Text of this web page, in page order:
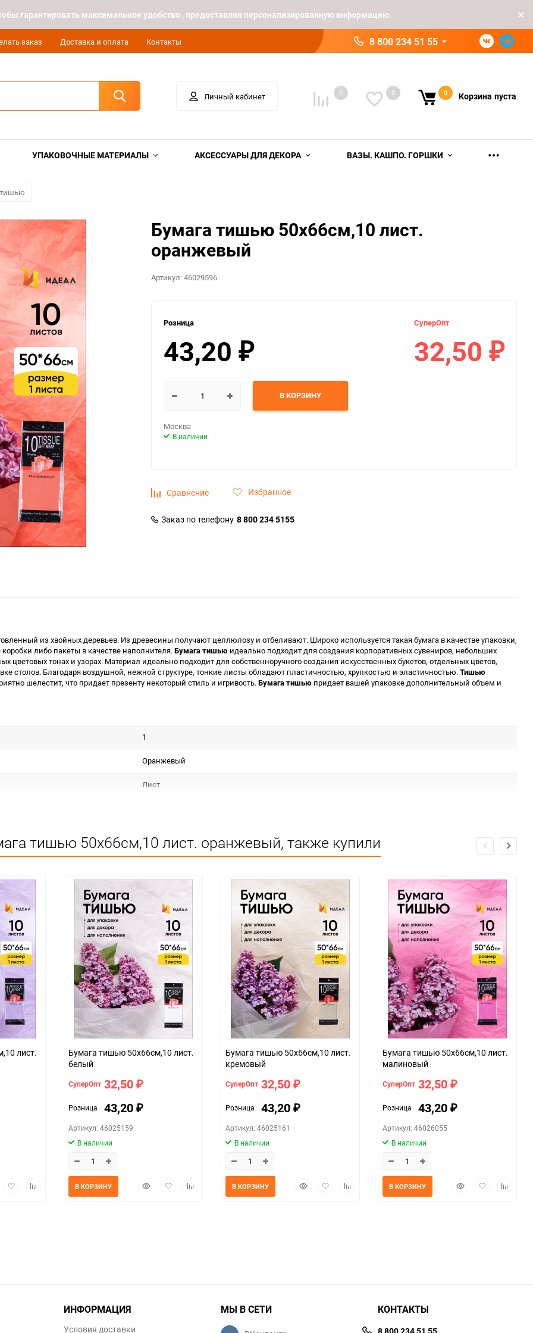
гарантировать максимальное удобство , предоставляя персонализированную информацию.
заказ Доставка и оплата Контакты 8 800 234 51 55
Личный кабинет 0 0 0 Корзина пуста
УПАКОВОЧНЫЕ МАТЕРИАЛЫ АКСЕССУАРЫ ДЛЯ ДЕКОРА ВАЗЫ. КАШПО. ГОРШКИ
Бумага тишью 50х66см,10 лист.
оранжевый
Артикул:46029596
Розница
43,20 ₽
СуперОпт
32,50 ₽
В КОРЗИНУ
Москва
В наличии
Сравнение Избранное
Заказ по телефону 8 800 234 5155
из хвойных деревьев. Из древесины получают целлюлозу и отбеливают. Широко используется такая бумага в качестве упаковки,
либо пакеты в качестве наполнителя. Бумага тишью идеально подходит для создания корпоративных сувениров, небольших
цветовых тонах и узорах. Материал идеально подходит для собственноручного создания искусственных букетов, отдельных цветов,
столов. Благодаря воздушной, нежной структуре, тонкие листы обладают пластичностью, хрупкостью и эластичностью. Тишью
шелестит, что придает презенту некоторый стиль и игривость. Бумага тишью придает вашей упаковке дополнительный объем и
1
Оранжевый
Лист
КИТАЙ
Для флористики
Не подлежит сертификации
Особых условий не требует
200
упак
оранжевый
тишью 50х66см,10 лист. оранжевый, также купили
ДобавитьДобавить
Бумага тишью 50х66см,10 лист.
белый
СуперОпт 32,50 ₽
Розница 43,20 ₽
Артикул: 46025159
В наличии
БыстрыйДобавитьДобавить
В КОРЗИНУ
Бумага тишью 50х66см,10 лист.
кремовый
СуперОпт 32,50 ₽
Розница 43,20 ₽
Артикул: 46025161
В наличии
БыстрыйДобавитьДобавить
В КОРЗИНУ
Бумага тишью 50х66см,10 лист.
малиновый
СуперОпт 32,50 ₽
Розница 43,20 ₽
Артикул: 46026055
В наличии
БыстрыйДобавить
В КОРЗИНУ
ИНФОРМАЦИЯ
Условия доставки
МЫ В СЕТИ КОНТАКТЫ